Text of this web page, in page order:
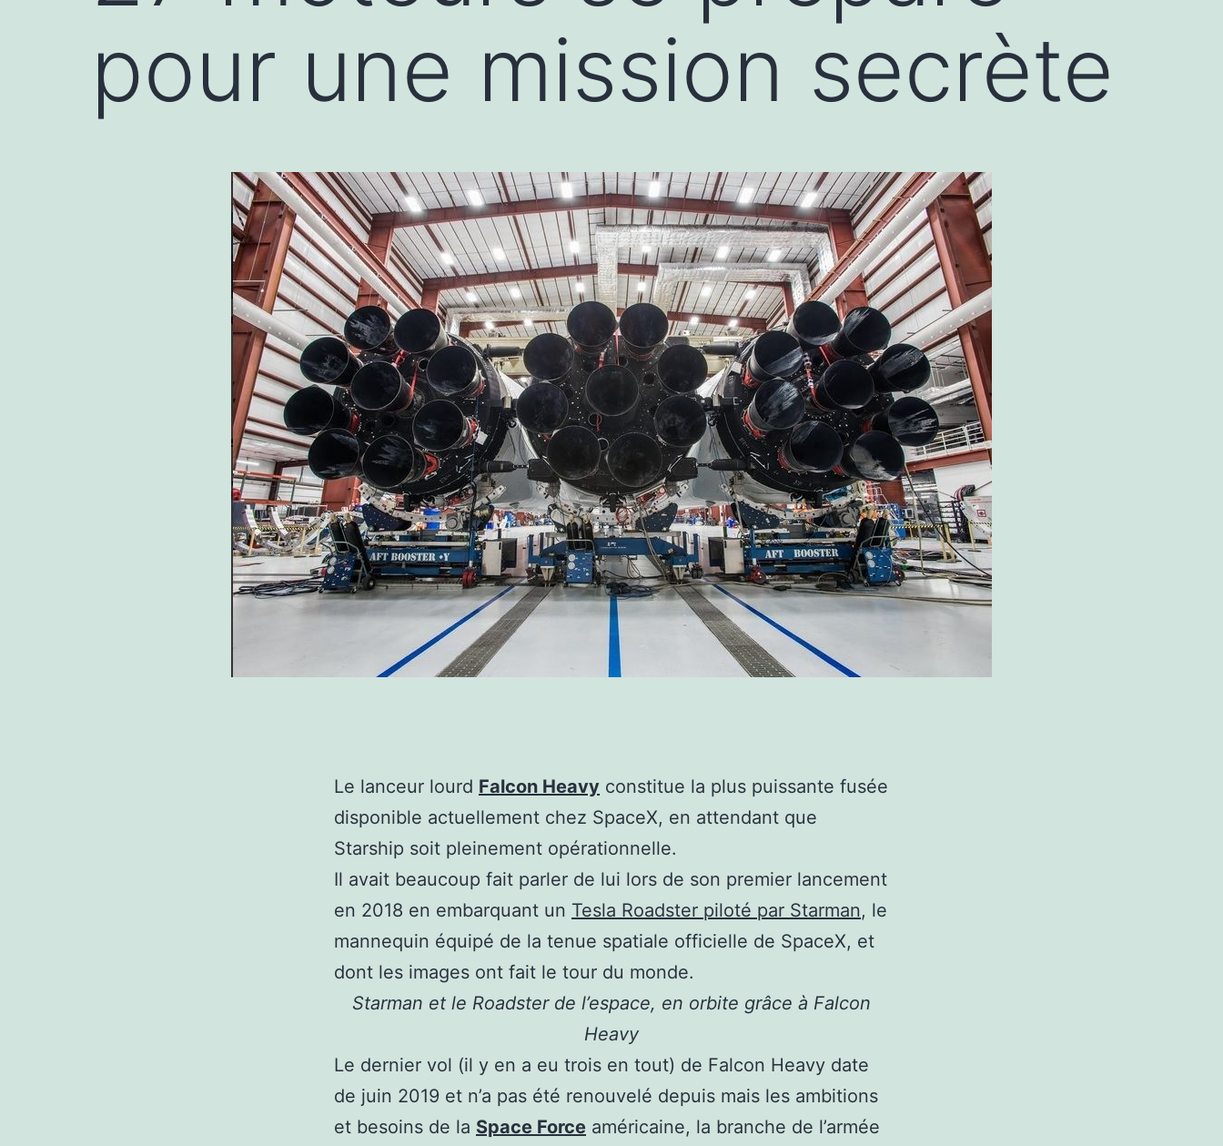
pour une mission secrète
Le lanceur lourd Falcon Heavy constitue la plus puissante fusée
disponible actuellement chez SpaceX, en attendant que
Starship soit pleinement opérationnelle.
Il avait beaucoup fait parler de lui lors de son premier lancement
en 2018 en embarquant un Tesla Roadster piloté par Starman, le
mannequin équipé de la tenue spatiale officielle de SpaceX, et
dont les images ont fait le tour du monde.
Starman et le Roadster de l’espace, en orbite grâce à Falcon
Heavy
Le dernier vol (il y en a eu trois en tout) de Falcon Heavy date
de juin 2019 et n’a pas été renouvelé depuis mais les ambitions
et besoins de la Space Force américaine, la branche de l’armée